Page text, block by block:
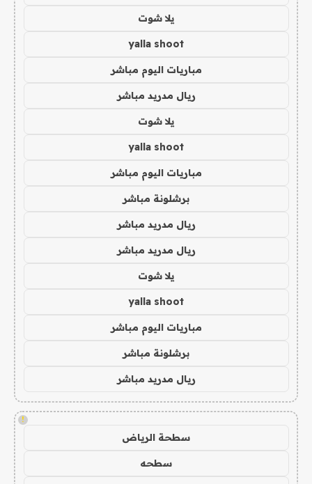
يلا شوت
yalla shoot
مباريات اليوم مباشر
ريال مدريد مباشر
يلا شوت
yalla shoot
مباريات اليوم مباشر
برشلونة مباشر
ريال مدريد مباشر
ريال مدريد مباشر
يلا شوت
yalla shoot
مباريات اليوم مباشر
برشلونة مباشر
ريال مدريد مباشر
!
سطحة الرياض
سطحه